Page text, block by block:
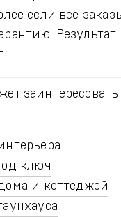
если все
Результат
заинтересовать
ключ
и коттеджей